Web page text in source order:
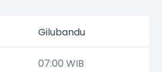
Gilubandu
07:00 WIB